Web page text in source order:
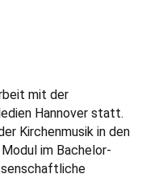
mit der
Hannover statt.
Kirchenmusik in den
im Bachelor-